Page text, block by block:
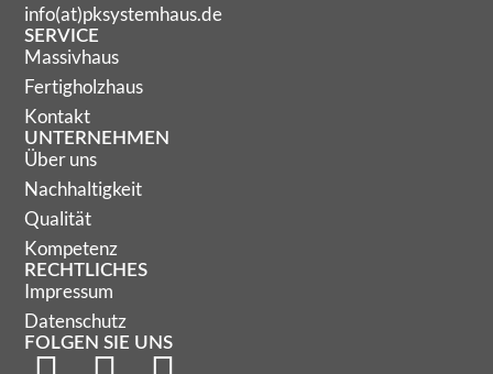
info(at)pksystemhaus.de
SERVICE
Massivhaus
Fertigholzhaus
Kontakt
UNTERNEHMEN
Über uns
Nachhaltigkeit
Qualität
Kompetenz
RECHTLICHES
Impressum
Datenschutz
FOLGEN SIE UNS